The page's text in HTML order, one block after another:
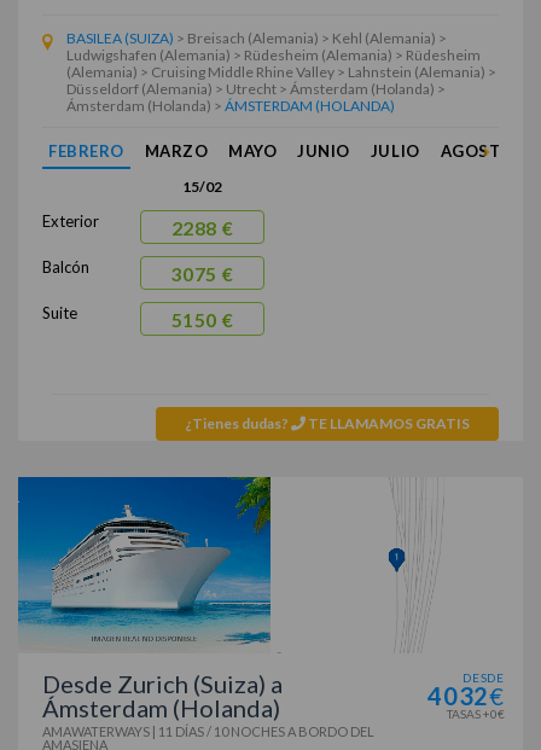
BASILEA (SUIZA) > Breisach (Alemania) > Kehl (Alemania) >
Ludwigshafen (Alemania) > Rüdesheim (Alemania) > Rüdesheim
(Alemania) > Cruising Middle Rhine Valley > Lahnstein (Alemania) >
Düsseldorf (Alemania) > Utrecht > Ámsterdam (Holanda) >
Ámsterdam (Holanda) > ÁMSTERDAM (HOLANDA)
FEBRERO MARZO MAYO JUNIO JULIO AGOSTO
Exterior
Balcón
Suite
15/02
2288 €
3075 €
5150 €
¿Tienes dudas? TE LLAMAMOS GRATIS
Desde Zurich (Suiza) a
Ámsterdam (Holanda)
AMAWATERWAYS | 11 DÍAS / 10 NOCHESA BORDO DEL
AMASIENA
DESDE
4032€
TASAS +0€